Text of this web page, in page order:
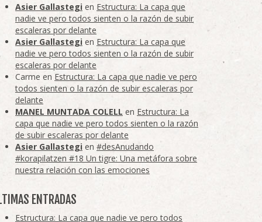
Asier Gallastegi en Estructura: La capa que
nadie ve pero todos sienten o la razón de subir
escaleras por delante
Asier Gallastegi en Estructura: La capa que
nadie ve pero todos sienten o la razón de subir
escaleras por delante
Carme en Estructura: La capa que nadie ve pero
todos sienten o la razón de subir escaleras por
delante
MANEL MUNTADA COLELL en Estructura: La
capa que nadie ve pero todos sienten o la razón
de subir escaleras por delante
Asier Gallastegi en #desAnudando
#korapilatzen #18 Un tigre: Una metáfora sobre
nuestra relación con las emociones
ENTRADAS
Estructura: La capa que nadie ve pero todos